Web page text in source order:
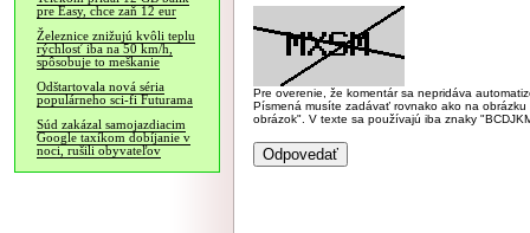
pre Easy, chce zaň 12 eur
Železnice znižujú kvôli teplu
rýchlosť iba na 50 km/h,
spôsobuje to meškanie
Odštartovala nová séria
populárneho sci-fi Futurama
Súd zakázal samojazdiacim
Google taxíkom dobíjanie v
noci, rušili obyvateľov
Pre overenie, že komentár sa nepridáva
Písmená musíte zadávať rovnako ako na
obrázok". V texte sa používajú iba znaky